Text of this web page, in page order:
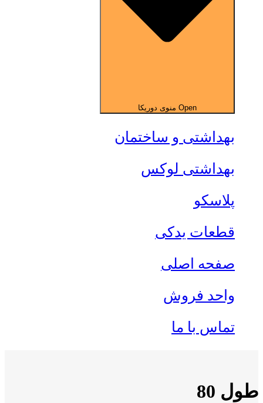
Open منوی دوریکا
بهداشتی و ساختمان
بهداشتی لوکس
پلاسکو
قطعات یدکی
صفحه اصلی
واحد فروش
تماس با ما
طول 80